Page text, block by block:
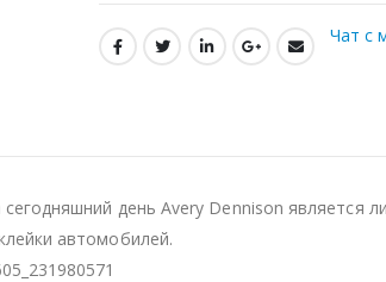
Чат с
день Avery Dennison является
автомобилей.